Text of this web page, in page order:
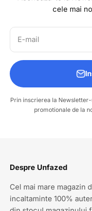
cele mai
E-mail
Prin inscrierea la
promotionale de la
Despre Unfazed
Cel mai mare magazin
incaltaminte 100%